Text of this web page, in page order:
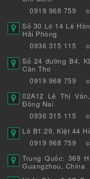
0919 968 759
Số 30 Lô 14 Lê
Hải Phòng
0936 315 115
Số 24 đường B4,
Cần Thơ
0919 968 759
02A12 Lê Thị
Đồng Nai
0936 315 115
Lô B1.29, Kiệt 44
0919 968 759
Trung Quốc: 369
Guangzhou, China